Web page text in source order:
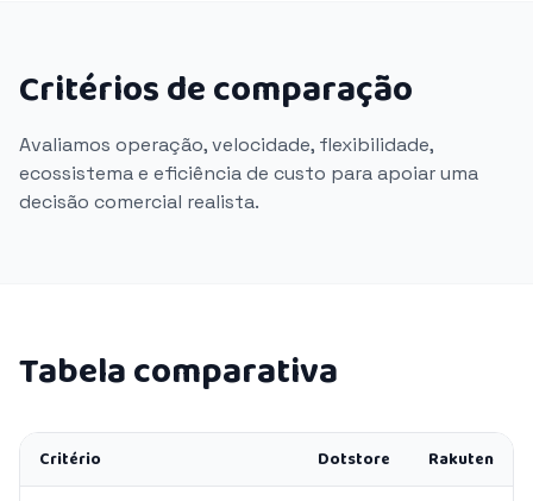
Critérios de comparação
Avaliamos operação, velocidade, flexibilidade,
ecossistema e eficiência de custo para apoiar uma
decisão comercial realista.
Tabela comparativa
Critério Dotstore Rakuten